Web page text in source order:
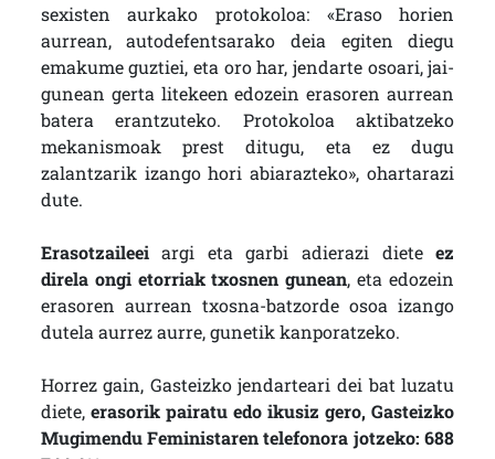
sexisten aurkako protokoloa: «Eraso horien
aurrean, autodefentsarako deia egiten diegu
emakume guztiei, eta oro har, jendarte osoari, jai-
gunean gerta litekeen edozein erasoren aurrean
batera erantzuteko. Protokoloa aktibatzeko
mekanismoak prest ditugu, eta ez dugu
zalantzarik izango hori abiarazteko», ohartarazi
dute.
Erasotzaileeiargi eta garbi adierazi dieteez
direla ongi etorriak txosnen gunean, eta edozein
erasoren aurrean txosna-batzorde osoa izango
dutela aurrez aurre, gunetik kanporatzeko.
Horrez gain, Gasteizko jendarteari dei bat luzatu
diete, erasorik pairatu edo ikusiz gero, Gasteizko
Mugimendu Feministaren telefonora jotzeko: 688